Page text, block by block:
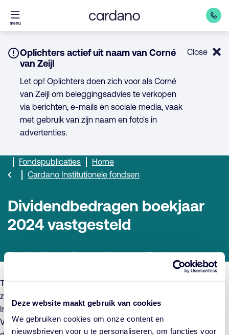
Deze website maakt gebruik van cookies
We gebruiken cookies om onze content en
nieuwsbrieven voor u te personaliseren, om functies voor
Direct
naar
menu
Notice:
Oplichters actief uit naam van Corné
van Zeijl
Let op! Oplichters doen zich voor als Corné
van Zeijl om beleggingsadvies te verkopen
via berichten, e-mails en sociale media, vaak
met gebruik van zijn naam en foto's in
advertenties.
Close
Home
Fondspublicaties
Cardano Institutionele fondsen
Dividendbedragen boekjaar
2024 vastgesteld
Fondspublicatie | Cardano Investment Funds I
Tijdens de jaarlijkse algemene vergadering van participanten
zijn de dividendbedragen van de (sub)fondsen van Cardano
Investment Funds I over het boekjaar 2024 vastgesteld.
Voor verdere informatie over de dividendbedragen en de